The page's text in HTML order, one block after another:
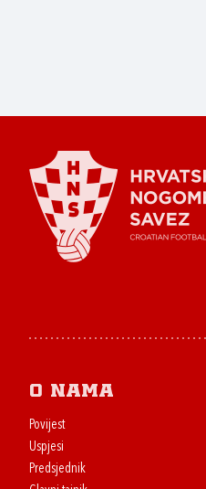
O nama
Povijest
Uspjesi
Predsjednik